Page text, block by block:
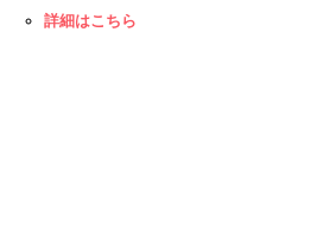
詳細はこちら